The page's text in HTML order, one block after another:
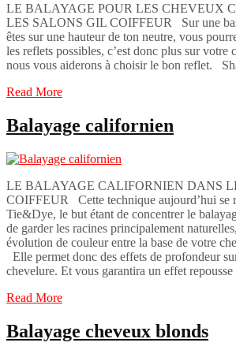
LE BALAYAGE POUR LES CHEVEUX
LES SALONS GIL COIFFEUR Sur une
êtes sur une hauteur de ton neutre, vous
les reflets possibles, c’est donc plus sur votre
nous vous aiderons à choisir le bon reflet.
Read More
Balayage californien
LE BALAYAGE CALIFORNIEN DANS
COIFFEUR Cette technique aujourd’hui se
Tie&Dye, le but étant de concentrer le
de garder les racines principalement
évolution de couleur entre la base de votre
Elle permet donc des effets de profondeur
chevelure. Et vous garantira un effet
Read More
Balayage cheveux blonds